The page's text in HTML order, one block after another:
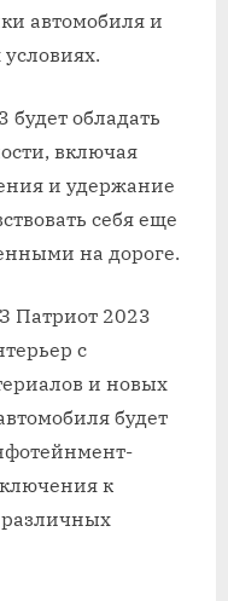
автомобиля и
будет обладать
включая
и удержание
себя еще
на дороге.
Патриот 2023
с
и новых
будет
к